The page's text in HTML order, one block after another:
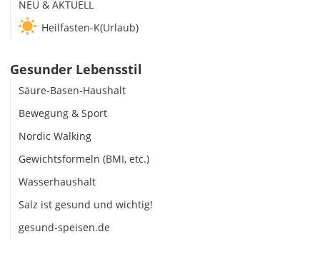
NEU & AKTUELL
Heilfasten-K(Urlaub)
Gesunder Lebensstil
Säure-Basen-Haushalt
Bewegung & Sport
Nordic Walking
Gewichtsformeln (BMI, etc.)
Wasserhaushalt
Salz ist gesund und wichtig!
gesund-speisen.de